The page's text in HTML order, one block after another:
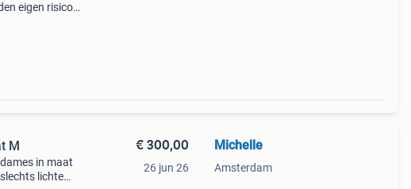
eigen risico
M
in maat
lichte
€ 300,00
26 jun 26
Michelle
Amsterdam